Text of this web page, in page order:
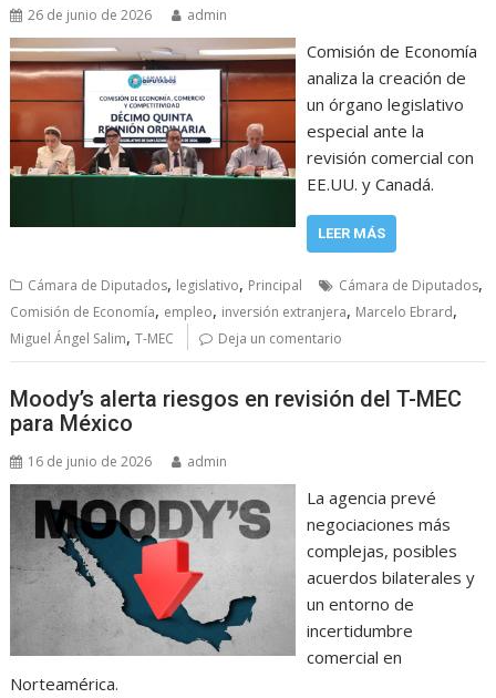
26 de junio de 2026 admin
Comisión de Economía
analiza la creación de
un órgano legislativo
especial ante la
revisión comercial con
EE.UU. y Canadá.
LEER MÁS
Cámara de Diputados, legislativo, Principal Cámara de Diputados,
Comisión de Economía, empleo, inversión extranjera, Marcelo Ebrard,
Miguel Ángel Salim,T-MEC Deja un comentario
Moody’s alerta riesgos en revisión del T-MEC
para México
16 de junio de 2026 admin
La agencia prevé
negociaciones más
complejas, posibles
acuerdos bilaterales y
un entorno de
incertidumbre
comercial en
Norteamérica.